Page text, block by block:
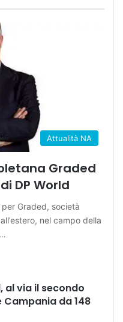
Attualità NA
Graded
DP World
Graded, società
nel campo della
al via il secondo
da 148